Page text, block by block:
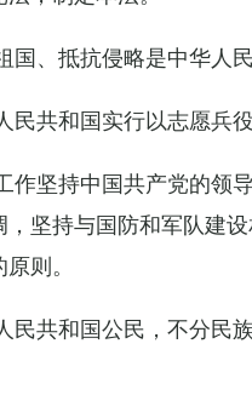
国、抵抗侵略是中华人
民共和国实行以志愿兵
作坚持中国共产党的领
坚持与国防和军队建
则。
民共和国公民，不分民